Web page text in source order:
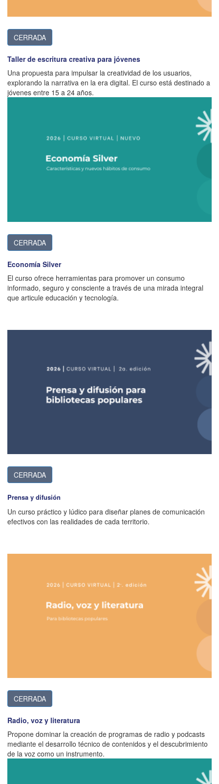
CERRADA
Taller de escritura creativa para jóvenes
Una propuesta para impulsar la creatividad de los usuarios,
explorando la narrativa en la era digital. El curso está destinado a
jóvenes entre 15 a 24 años.
CERRADA
Economía Silver
El curso ofrece herramientas para promover un consumo
informado, seguro y consciente a través de una mirada integral
que articule educación y tecnología.
CERRADA
Prensa y difusión
Un curso práctico y lúdico para diseñar planes de comunicación
efectivos con las realidades de cada territorio.
CERRADA
Radio, voz y literatura
Propone dominar la creación de programas de radio y podcasts
mediante el desarrollo técnico de contenidos y el descubrimiento
de la voz como un instrumento.